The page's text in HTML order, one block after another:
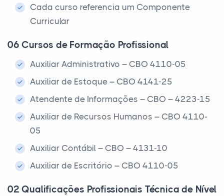
Cada curso referencia um Componente
Curricular
06 Cursos de Formação Profissional
Auxiliar Administrativo – CBO 4110-05
Auxiliar de Estoque – CBO 4141-25
Atendente de Informações – CBO – 4223-15
Auxiliar de Recursos Humanos – CBO 4110-
05
Auxiliar Contábil – CBO – 4131-10
Auxiliar de Escritório – CBO 4110-05
02 Qualificações Profissionais Técnica de Nível